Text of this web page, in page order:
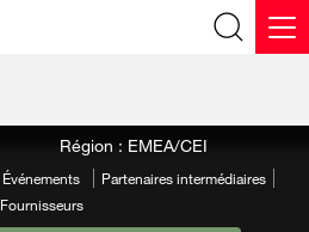
Région : EMEA/CEI
Événements
Partenaires intermédiaires
Fournisseurs